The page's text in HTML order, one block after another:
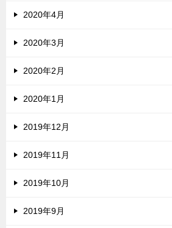
2020年4月
2020年3月
2020年2月
2020年1月
2019年12月
2019年11月
2019年10月
2019年9月